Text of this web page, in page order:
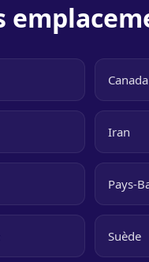
Canada
Iran
Pays-
Suède